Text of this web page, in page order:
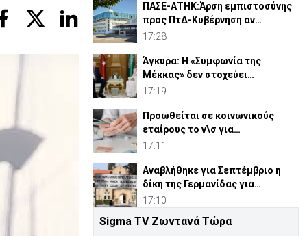
ΠΑΣΕ-ΑΤΗΚ:Άρση εμπιστοσύνης
προς ΠτΔ-Κυβέρνηση αν
αντικατασταθεί ο Οικονομίδης
17:28
Άγκυρα: Η «Συμφωνία της
Μέκκας» δεν στοχεύει
συγκεκριμένο κράτος
17:19
Προωθείται σε κοινωνικούς
εταίρους το ν\σ για
συνταξιοδοτικό
17:11
Αναβλήθηκε για Σεπτέμβριο η
δίκη της Γερμανίδας για
σφετερισμό ε/κ περιουσιών
17:10
Αστυνομία: 119 επαναπατρισμοί
Sigma TV Ζωντανά Τώρα